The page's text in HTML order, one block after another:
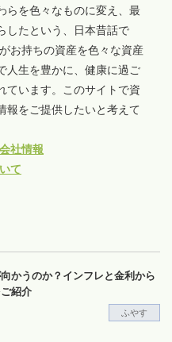
らを色々なものに変え、最
したという、日本昔話で
お持ちの資産を色々な資産
人生を豊かに、健康に過ご
ています。このサイトで資
報をご提供したいと考えて
社情報
て
かうのか？インフレと金利から
紹介
ふやす